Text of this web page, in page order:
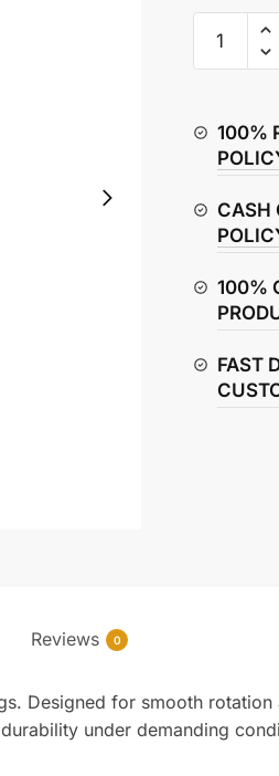
NS160
quantity
100%
CASH
100%
FAST
Reviews 0
Designed for smooth
under demanding